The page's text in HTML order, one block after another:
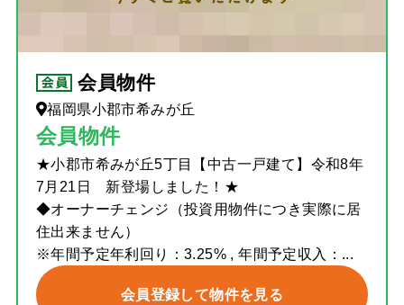
会員物件
福岡県小郡市希みが丘
会員物件
★小郡市希みが丘5丁目【中古一戸建て】令和8年
7月21日 新登場しました！★
◆オーナーチェンジ（投資用物件につき実際に居
住出来ません）
※年間予定年利回り：3.25% , 年間予定収入：...
会員登録して物件を見る